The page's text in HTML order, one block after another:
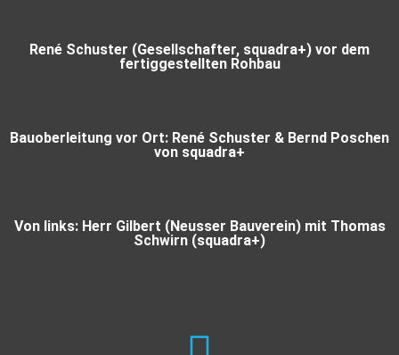
René Schuster (Gesellschafter, squadra+) vor dem
fertiggestellten Rohbau
Bauoberleitung vor Ort: René Schuster & Bernd Poschen
von squadra+
Von links: Herr Gilbert (Neusser Bauverein) mit Thomas
Schwirn (squadra+)